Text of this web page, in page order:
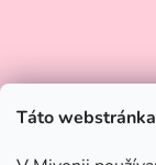
Táto